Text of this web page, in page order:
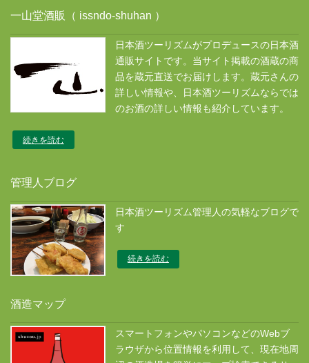
一山堂酒販（ issndo-shuhan ）
日本酒ツーリズムがプロデュースの日本酒
通販サイトです。当サイト掲載の酒蔵の商
品を蔵元直送でお届けします。蔵元さんの
詳しい情報や、日本酒ツーリズムならでは
のお酒の詳しい情報も紹介しています。
続きを読む
管理人ブログ
日本酒ツーリズム管理人の気軽なブログで
す
続きを読む
酒造マップ
スマートフォンやパソコンなどのWebブ
ラウザから位置情報を利用して、現在地周